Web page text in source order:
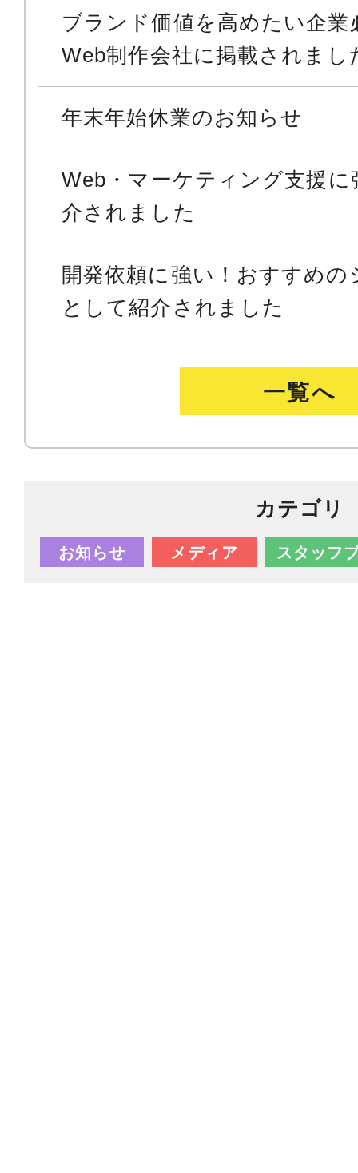
ブランド価値を高めたい企
Web制作会社に掲載されまし
年末年始休業のお知らせ
Web・マーケティング支援
介されました
開発依頼に強い！おすすめ
として紹介されました
一覧へ
カテゴリ
お知らせ メディア スタッフ